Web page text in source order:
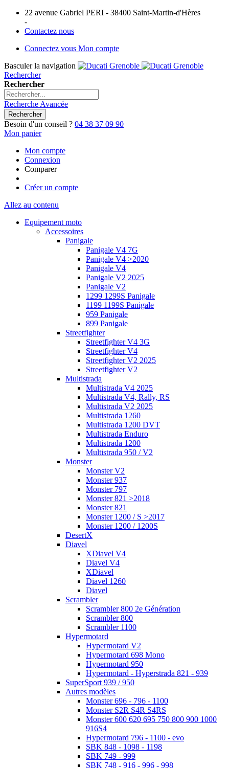
22 avenue Gabriel PERI - 38400 Saint-Martin-d'Hères
-
Contactez nous
Connectez vous Mon compte
Basculer la navigation
Rechercher
Rechercher
Recherche Avancée
Rechercher
Besoin d'un conseil ? 04 38 37 09 90
Mon panier
Mon compte
Connexion
Comparer
Créer un compte
Allez au contenu
Equipement moto
Accessoires
Panigale
Panigale V4 7G
Panigale V4 >2020
Panigale V4
Panigale V2 2025
Panigale V2
1299 1299S Panigale
1199 1199S Panigale
959 Panigale
899 Panigale
Streetfighter
Streetfighter V4 3G
Streetfighter V4
Streetfighter V2 2025
Streetfighter V2
Multistrada
Multistrada V4 2025
Multistrada V4, Rally, RS
Multistrada V2 2025
Multistrada 1260
Multistrada 1200 DVT
Multistrada Enduro
Multistrada 1200
Multistrada 950 / V2
Monster
Monster V2
Monster 937
Monster 797
Monster 821 >2018
Monster 821
Monster 1200 / S >2017
Monster 1200 / 1200S
DesertX
Diavel
XDiavel V4
Diavel V4
XDiavel
Diavel 1260
Diavel
Scrambler
Scrambler 800 2e Génération
Scrambler 800
Scrambler 1100
Hypermotard
Hypermotard V2
Hypermotard 698 Mono
Hypermotard 950
Hypermotard - Hyperstrada 821 - 939
SuperSport 939 / 950
Autres modèles
Monster 696 - 796 - 1100
Monster S2R S4R S4RS
Monster 600 620 695 750 800 900 1000
916S4
Hypermotard 796 - 1100 - evo
SBK 848 - 1098 - 1198
SBK 749 - 999
SBK 748 - 916 - 996 - 998